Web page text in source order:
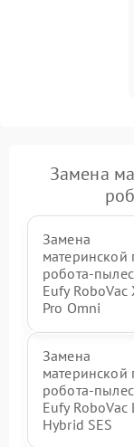
Замена
Замена
материнской
робота-
Eufy RoboVac
Pro Omni
Замена
материнской
робота-
Eufy RoboVac
Hybrid SES